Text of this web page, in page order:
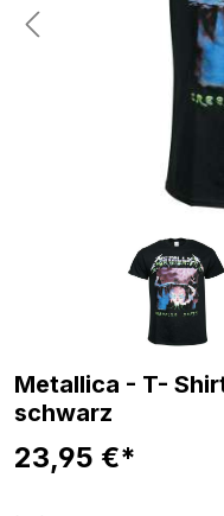
Metallica - T-
schwarz
23,95 €*